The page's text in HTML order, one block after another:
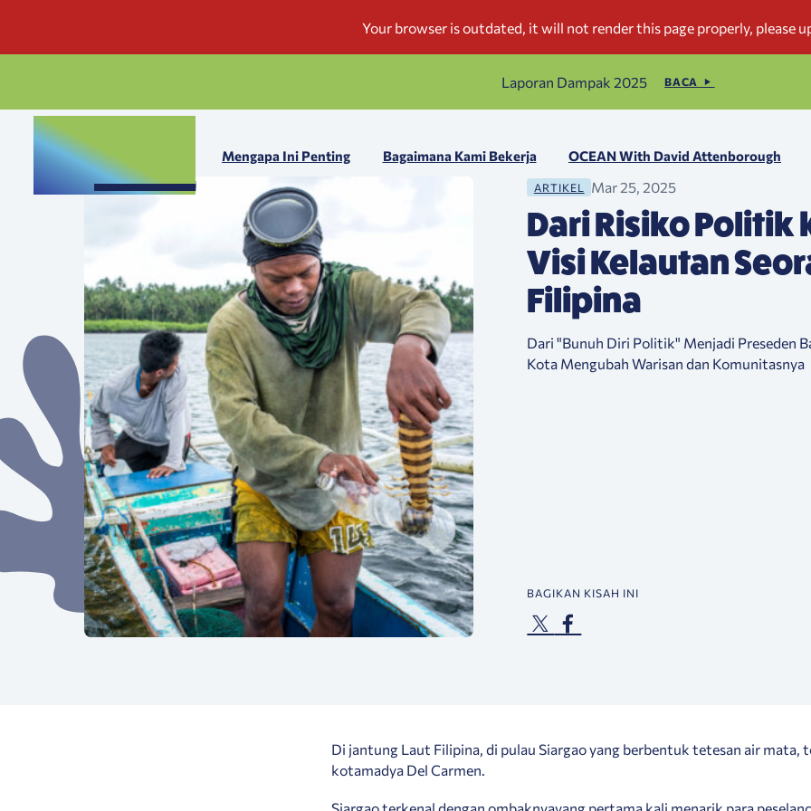
Laporan Dampak 2025 BACA
Mengapa Ini Penting Bagaimana Kami Bekerja OCEAN With David Attenborough
ARTIKEL Mar 25, 2025
Dari Risiko Politik
Visi Kelautan
Filipina
Dari "Bunuh Diri Politik" Menjadi Preseden
Kota Mengubah Warisan dan Komunitasnya
BAGIKAN KISAH INI
Di jantung Laut Filipina, di pulau Siargao yang berbentuk tetesan air mata,
kotamadya Del Carmen.